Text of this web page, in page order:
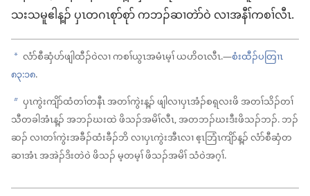
သးသမူဧါန့ၣ် ပှၤတဂၤစုာ်စုာ် ကဘၣ်ဆၢတဲာ်ဝဲ လၢအနီၢ်ကစၢ်လီၤ.
a လံာ်စီဆှံပာ်ဖျါထီၣ်ဝဲလၢ ကစၢ်ယွၤအမံၤမ့ၢ် ယဟိဝၤလီၤ.—စံးထီၣ်ပတြၢၤ
၈၃:၁၈.
b ပှၤကွဲးကျိာ်ထံတၢ်တနီၤ အတၢ်ကွဲးန့ၣ် ဖျါလၢပှၤအံၣ်စရ့လးဖိ အတၢ်သိၣ်တၢ်
သီတခါအံၤန့ၣ် အဘၣ်ဃးထဲ ဖိသၣ်အမိၢ်လီၤ, အတဘၣ်ဃးဒီးဖိသၣ်ဘၣ်. ဘၣ်
ဆၣ် လၢတၢ်ကွဲးအခီၣ်ထံးခီၣ်ဘိ လၢပှၤကွဲးအီၤလၢ ဧ့ၤဘြံၤကျိာ်န့ၣ် လံာ်စီဆှံတ
ဆၢအံၤ အအဲၣ်ဒိးတဲဝဲ ဖိသၣ် မ့တမ့ၢ် ဖိသၣ်အမိၢ် သံဝဲအဂ့ၢ်.